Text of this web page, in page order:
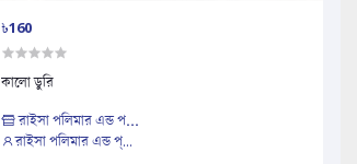
৳160
কালো ডুরি
রাইসা পলিমার এন্ড প...
রাইসা পলিমার এন্ড প্...